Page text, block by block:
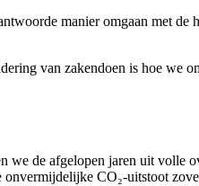
manier omgaan met de
van zakendoen is hoe we
we de afgelopen jaren uit volle
CO₂-uitstoot